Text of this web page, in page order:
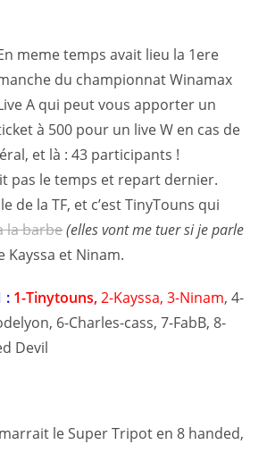
meme temps avait lieu la 1ere
du championnat Winamax
A qui peut vous apporter un
à 500 pour un live W en cas de
et là : 43 participants !
pas le temps et repart dernier.
de la TF, et c’est TinyTouns qui
la barbe(elles vont me tuer si je parle
Kayssa et Ninam.
: 1-Tinytouns,2-Kayssa, 3-Ninam, 4-
6-Charles-cass, 7-FabB, 8-
Devil
le Super Tripot en 8 handed,